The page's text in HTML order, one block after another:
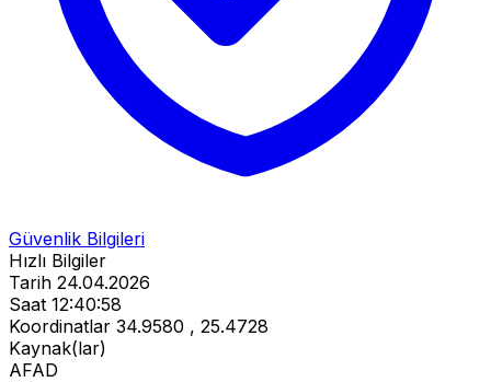
Güvenlik Bilgileri
Hızlı Bilgiler
Tarih 24.04.2026
Saat 12:40:58
Koordinatlar 34.9580 , 25.4728
Kaynak(lar)
AFAD